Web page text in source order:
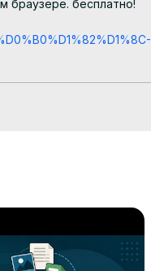
браузере. бесплатно!